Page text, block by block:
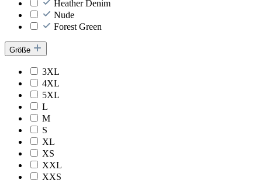
Heather Denim
Nude
Forest Green
Größe
3XL
4XL
5XL
L
M
S
XL
XS
XXL
XXS